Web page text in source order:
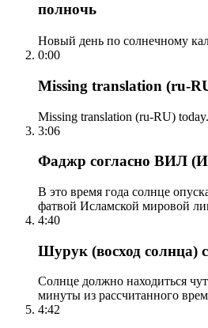
полночь
0:00
Missing translation (ru-
Missing translation (ru-RU)
3:06
Фаджр согласно ВИЛ
В это время года солнце
фатвой Исламской мировой
4:40
Шурук (восход солнца)
Солнце должно находиться
минуты из рассчитанного
4:42